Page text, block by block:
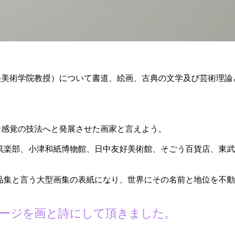
術学院教授）について書道、絵画、古典の文学及び芸術理
覚の技法へと発展させた画家と言えよう。
部、小津和紙博物館、日中友好美術館、そごう百貨店、東
と言う大型画集の表紙になり、世界にその名前と地位を不動
ジを画と詩にして頂きました。